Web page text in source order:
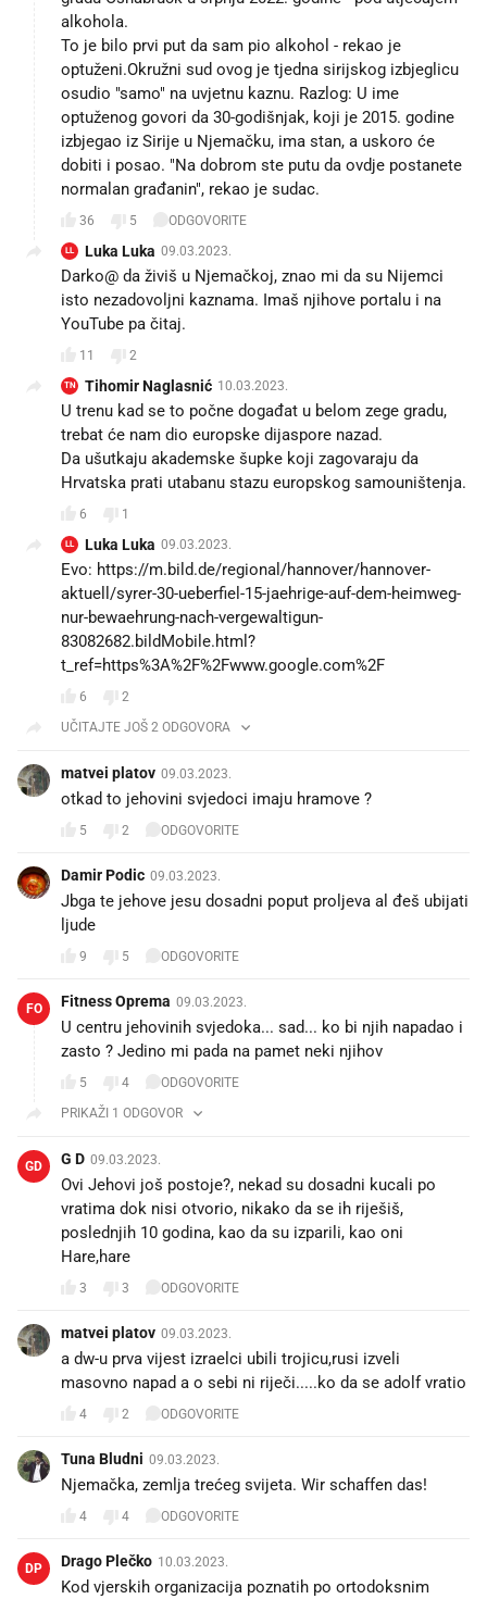
alkohola.
To je bilo prvi put da sam pio alkohol - rekao je
optuženi.Okružni sud ovog je tjedna sirijskog izbjeglicu
osudio "samo" na uvjetnu kaznu. Razlog: U ime
optuženog govori da 30-godišnjak, koji je 2015. godine
izbjegao iz Sirije u Njemačku, ima stan, a uskoro će
dobiti i posao. "Na dobrom ste putu da ovdje postanete
normalan građanin", rekao je sudac.
36 5 ODGOVORITE
LL Luka Luka 09.03.2023.
Darko@ da živiš u Njemačkoj, znao mi da su Nijemci
isto nezadovoljni kaznama. Imaš njihove portalu i na
YouTube pa čitaj.
11 2
TN Tihomir Naglasnić 10.03.2023.
U trenu kad se to počne događat u belom zege gradu,
trebat će nam dio europske dijaspore nazad.
Da ušutkaju akademske šupke koji zagovaraju da
Hrvatska prati utabanu stazu europskog samouništenja.
6 1
LL Luka Luka 09.03.2023.
Evo: https://m.bild.de/regional/hannover/hannover-
aktuell/syrer-30-ueberfiel-15-jaehrige-auf-dem-heimweg-
nur-bewaehrung-nach-vergewaltigun-
83082682.bildMobile.html?
t_ref=https%3A%2F%2Fwww.google.com%2F
6
2
UČITAJTE JOŠ 2 ODGOVORA
matvei platov 09.03.2023.
otkad to jehovini svjedoci imaju hramove ?
5 2 ODGOVORITE
Damir Podic 09.03.2023.
Jbga te jehove jesu dosadni poput proljeva al đeš ubijati
ljude
9 5 ODGOVORITE
FO Fitness Oprema 09.03.2023.
U centru jehovinih svjedoka... sad... ko bi njih napadao i
zasto ? Jedino mi pada na pamet neki njihov
5 4
ODGOVORITE
PRIKAŽI 1 ODGOVOR
GD G D 09.03.2023.
Ovi Jehovi još postoje?, nekad su dosadni kucali po
vratima dok nisi otvorio, nikako da se ih riješiš,
poslednjih 10 godina, kao da su izparili, kao oni
Hare,hare
3 3 ODGOVORITE
matvei platov 09.03.2023.
a dw-u prva vijest izraelci ubili trojicu,rusi izveli
masovno napad a o sebi ni riječi.....ko da se adolf vratio
4 2 ODGOVORITE
Tuna Bludni 09.03.2023.
Njemačka, zemlja trećeg svijeta. Wir schaffen das!
4 4 ODGOVORITE
DP Drago Plečko 10.03.2023.
Kod vjerskih organizacija poznatih po ortodoksnim